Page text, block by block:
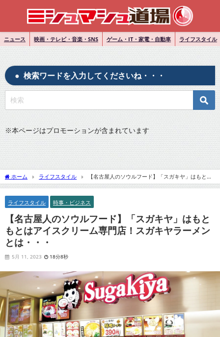
ニュース 映画・テレビ・音楽・SNS ゲーム・IT・家電・自動車 ライフスタイル
検索ワードを入力してくださいね・・・
※本ページはプロモーションが含まれています
ホーム ライフスタイル
【名古屋人のソウルフード】「スガキヤ」はもとも
とはアイスクリーム専門店！スガキヤラーメンとは・・・
ライフスタイル 時事・ビジネス
【名古屋人のソウルフード】「スガキヤ」はもと
もとはアイスクリーム専門店！スガキヤラーメン
とは・・・
5月 11, 2023 18分8秒